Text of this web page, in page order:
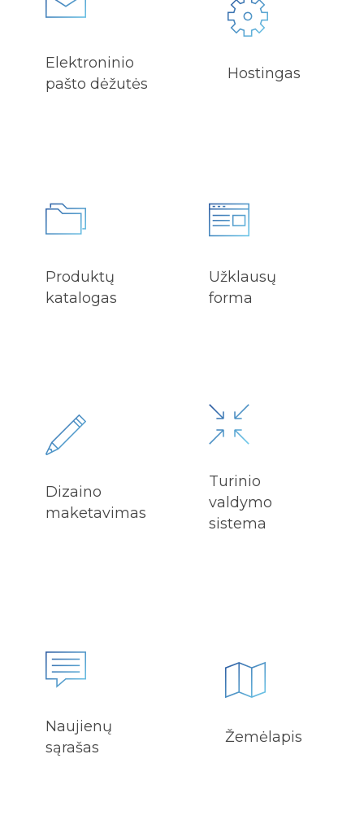
Elektroninio
pašto dėžutės
Hostingas
Produktų
katalogas
Užklausų
forma
Dizaino
maketavimas
Turinio
valdymo
sistema
Naujienų
sąrašas
Žemėlapis